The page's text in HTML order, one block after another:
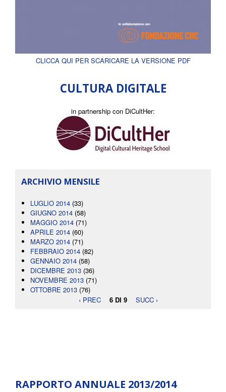
CLICCA QUI PER SCARICARE LA VERSIONE PDF
CULTURA DIGITALE
in partnership con DiCultHer:
ARCHIVIO MENSILE
LUGLIO 2014 (33)
GIUGNO 2014 (58)
MAGGIO 2014 (71)
APRILE 2014 (60)
MARZO 2014 (71)
FEBBRAIO 2014 (82)
GENNAIO 2014 (58)
DICEMBRE 2013 (36)
NOVEMBRE 2013 (71)
OTTOBRE 2013 (76)
‹ PREC
6 DI 9 SUCC ›
RAPPORTO ANNUALE 2013/2014